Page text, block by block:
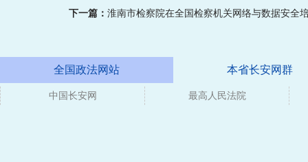
下一篇： 淮南市检察院在全国检察机关网络与数据安全
全国政法网站 本省长安网群
媒体
中国长安网 最高人民法院